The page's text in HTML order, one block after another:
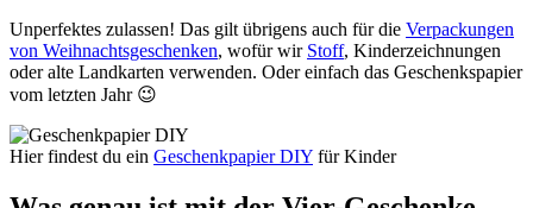
Unperfektes zulassen! Das gilt übrigens auch für die Verpackungen
von Weihnachtsgeschenken, wofür wir Stoff, Kinderzeichnungen
oder alte Landkarten verwenden. Oder einfach das Geschenkspapier
vom letzten Jahr 😉
Hier findest du ein Geschenkpapier DIY für Kinder